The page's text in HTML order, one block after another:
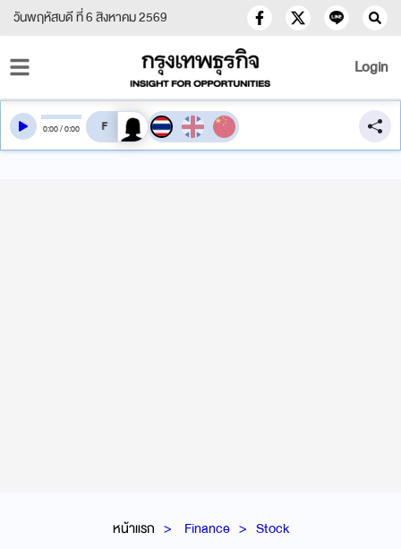
วันพฤหัสบดี ที่ 6 สิงหาคม 2569
Login
หน้าแรก Finance Stock
0:00/0:00 สลับเสียงอ่าน